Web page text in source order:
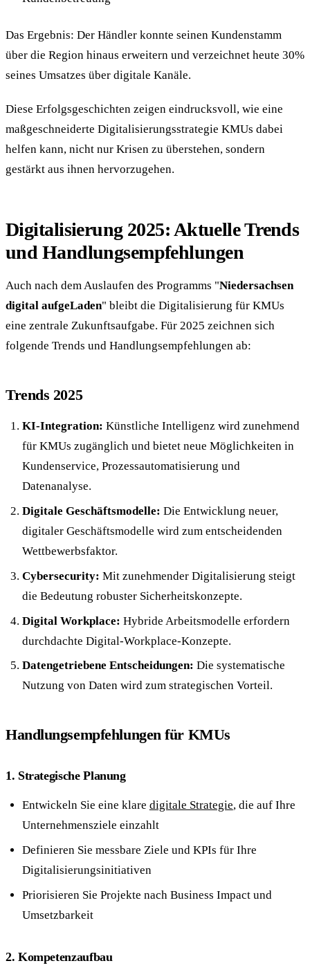
Das Ergebnis: Der Händler konnte seinen Kundenstamm
über die Region hinaus erweitern und verzeichnet heute 30%
seines Umsatzes über digitale Kanäle.
Diese Erfolgsgeschichten zeigen eindrucksvoll, wie eine
maßgeschneiderte Digitalisierungsstrategie KMUs dabei
helfen kann, nicht nur Krisen zu überstehen, sondern
gestärkt aus ihnen hervorzugehen.
Digitalisierung 2025: Aktuelle Trends
und Handlungsempfehlungen
Auch nach dem Auslaufen des Programms "Niedersachsen
digital aufgeLaden" bleibt die Digitalisierung für KMUs
eine zentrale Zukunftsaufgabe. Für 2025 zeichnen sich
folgende Trends und Handlungsempfehlungen ab:
Trends 2025
KI-Integration: Künstliche Intelligenz wird zunehmend
für KMUs zugänglich und bietet neue Möglichkeiten in
Kundenservice, Prozessautomatisierung und
Datenanalyse.
Digitale Geschäftsmodelle: Die Entwicklung neuer,
digitaler Geschäftsmodelle wird zum entscheidenden
Wettbewerbsfaktor.
Cybersecurity: Mit zunehmender Digitalisierung steigt
die Bedeutung robuster Sicherheitskonzepte.
Digital Workplace: Hybride Arbeitsmodelle erfordern
durchdachte Digital-Workplace-Konzepte.
Datengetriebene Entscheidungen: Die systematische
Nutzung von Daten wird zum strategischen Vorteil.
Handlungsempfehlungen für KMUs
1. Strategische Planung
Entwickeln Sie eine klare digitale Strategie, die auf Ihre
Unternehmensziele einzahlt
Definieren Sie messbare Ziele und KPIs für Ihre
Digitalisierungsinitiativen
Priorisieren Sie Projekte nach Business Impact und
Umsetzbarkeit
2. Kompetenzaufbau